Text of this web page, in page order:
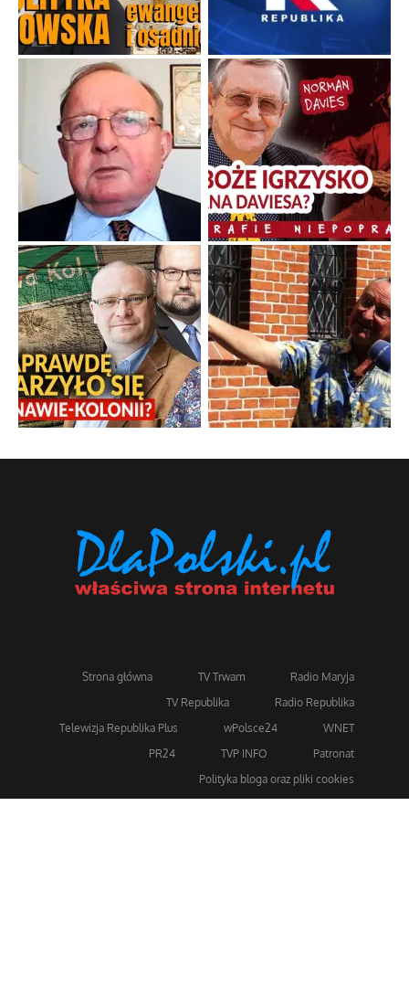
Strona główna TV Trwam
Radio Maryja
TV Republika
Radio Republika
Telewizja Republika Plus
wPolsce24
WNET
PR24
TVP INFO
Patronat
Polityka bloga oraz pliki cookies